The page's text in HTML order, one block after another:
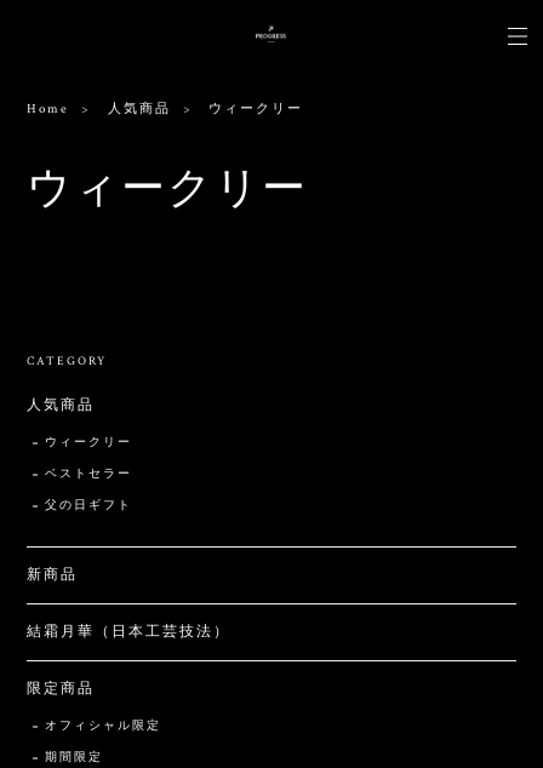
Home 人気商品 ウィークリー
ウィークリー
CATEGORY
人気商品
ウィークリー
ベストセラー
父の日ギフト
新商品
結霜月華（日本工芸技法）
限定商品
オフィシャル限定
期間限定